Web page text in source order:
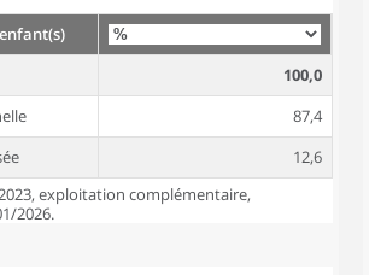
100,0
87,4
12,6
exploitation complémentaire,
2026.